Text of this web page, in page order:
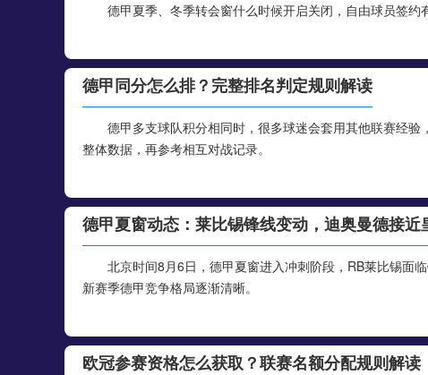
德甲夏季、冬季转会窗什么时候开启关闭，自由球员签约
德甲同分怎么排？完整排名判定规则解读
德甲多支球队积分相同时，很多球迷会套用其他联赛经
整体数据，再参考相互对战记录。
德甲夏窗动态：莱比锡锋线变动，迪奥曼德接近
北京时间8月6日，德甲夏窗进入冲刺阶段，RB莱比锡面
新赛季德甲竞争格局逐渐清晰。
欧冠参赛资格怎么获取？联赛名额分配规则解读